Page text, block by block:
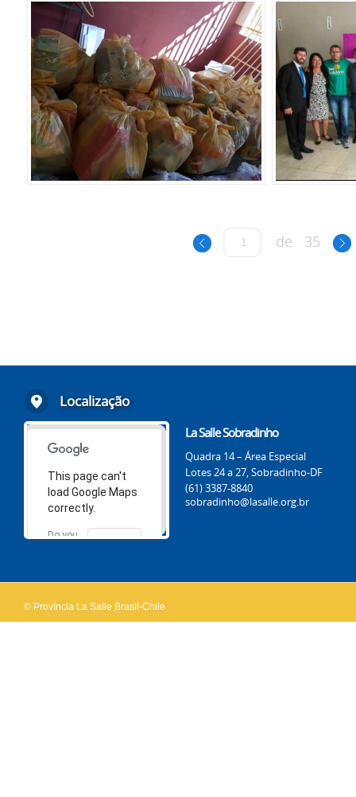
de 35
Localização
This page can't
load Google Maps
correctly.
Do you
OK
La Salle Sobradinho
Quadra 14 – Área Especial
Lotes 24 a 27, Sobradinho-DF
(61) 3387-8840
sobradinho@lasalle.org.br
© Província La Salle Brasil-Chile